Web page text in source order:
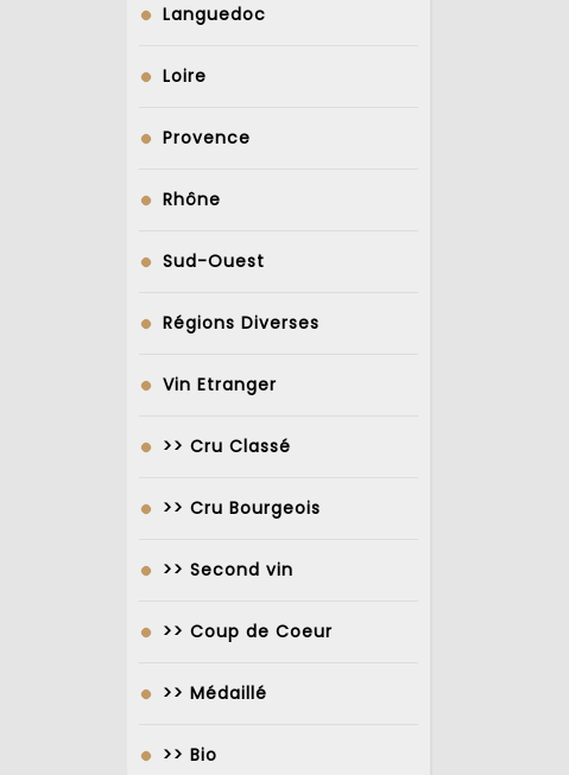
Languedoc
Loire
Provence
Rhône
Sud-Ouest
Régions Diverses
Vin Etranger
>> Cru Classé
>> Cru Bourgeois
>> Second vin
>> Coup de Coeur
>> Médaillé
>> Bio